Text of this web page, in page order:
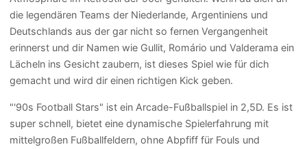
die legendären Teams der Niederlande, Argentiniens und
Deutschlands aus der gar nicht so fernen Vergangenheit
erinnerst und dir Namen wie Gullit, Romário und Valderama ein
Lächeln ins Gesicht zaubern, ist dieses Spiel wie für dich
gemacht und wird dir einen richtigen Kick geben.
"'90s Football Stars" ist ein Arcade-Fußballspiel in 2,5D. Es ist
super schnell, bietet eine dynamische Spielerfahrung mit
mittelgroßen Fußballfeldern, ohne Abpfiff für Fouls und